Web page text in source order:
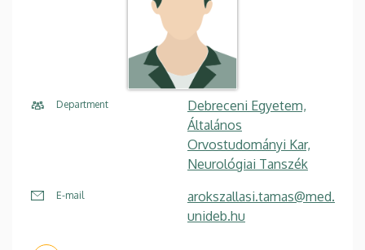
Department
Debreceni Egyetem,
Általános
Orvostudományi Kar,
Neurológiai Tanszék
E-mail
arokszallasi.tamas@med.
unideb.hu